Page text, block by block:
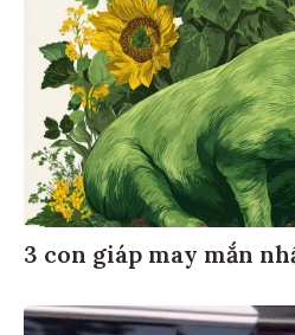
3 con giáp may mắn